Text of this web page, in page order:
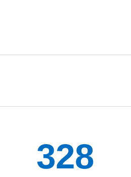
334